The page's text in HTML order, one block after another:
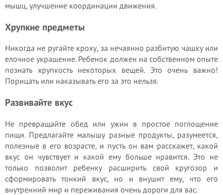
мышц, улучшение координации движения.
Хрупкие предметы
Никогда не ругайте кроху, за нечаянно разбитую чашку или
елочное украшение. Ребенок должен на собственном опыте
познать хрупкость некоторых вещей. Это очень важно!
Порицать или наказывать его за это нельзя.
Развивайте вкус
Не превращайте обед или ужин в простое поглощение
пищи. Предлагайте малышу разные продукты, разумеется,
полезные в его возрасте, и пусть он вам расскажет, какой
вкус он чувствует и какой ему больше нравится. Это не
только позволит ребенку расширить свой кругозор и
сформировать тонкий вкус, но и внушит ему, что его
внутренний мир и переживания очень дороги для вас.